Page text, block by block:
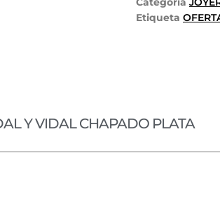
Etiqueta
Y VIDAL CHAPADO PLATA